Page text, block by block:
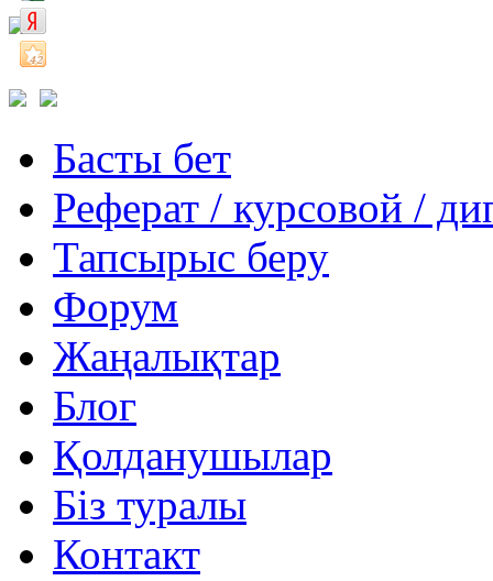
Басты бет
Реферат / курсовой /
Тапсырыс беру
Форум
Жаңалықтар
Блог
Қолданушылар
Біз туралы
Контакт